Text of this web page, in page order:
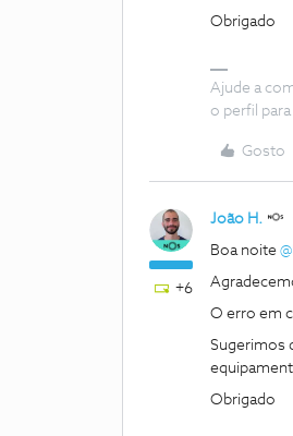
Obrigado
Ajude a
o perfil
Gosto
+6
João H.
Boa noite
O erro em
Sugerimos
Obrigado